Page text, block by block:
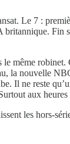
Le 7 :
Fin
même
la nouvelle
Il ne reste
aux heures
les hors-